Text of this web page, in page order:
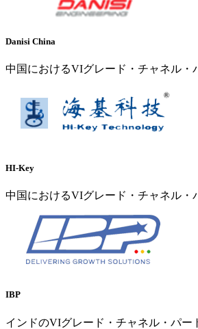
Danisi China
中国におけるVIグレード・チャネル・
HI-Key
中国におけるVIグレード・チャネル・
IBP
インドのVIグレード・チャネル・パー